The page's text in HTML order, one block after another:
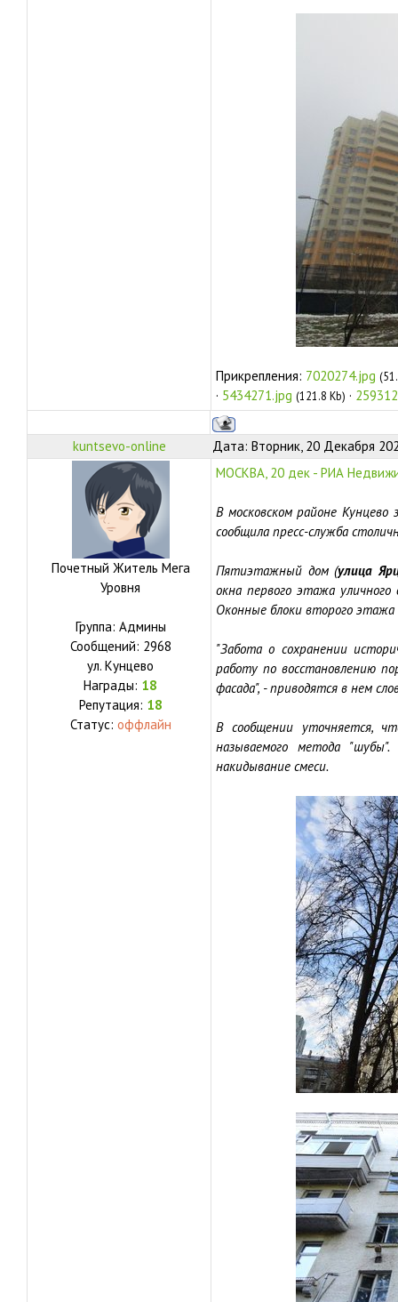
Прикрепления: 7020274.jpg
· 5434271.jpg (121.8 Kb) ·
kuntsevo-online Дата: Вторник, 20 Декабря
Почетный Житель Мега
Уровня
Группа: Админы
Сообщений: 2968
ул. Кунцево
Награды: 18
Репутация: 18
Статус: оффлайн
МОСКВА, 20 дек - РИА
В московском районе Кунцево
сообщила пресс-служба
Пятиэтажный дом (улица
окна первого этажа
Оконные блоки второго
"Забота о сохранении
работу по восстановлению
фасада", - приводятся в нем
В сообщении уточняется,
называемого метода
накидывание смеси.